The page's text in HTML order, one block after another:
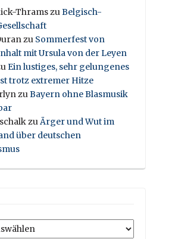
Thrams zu Belgisch-
zu Sommerfest von
mit Ursula von der Leyen
Ein lustiges, sehr gelungenes
trotz extremer Hitze
zu Bayern ohne Blasmusik
zu Ärger und Wut im
über deutschen